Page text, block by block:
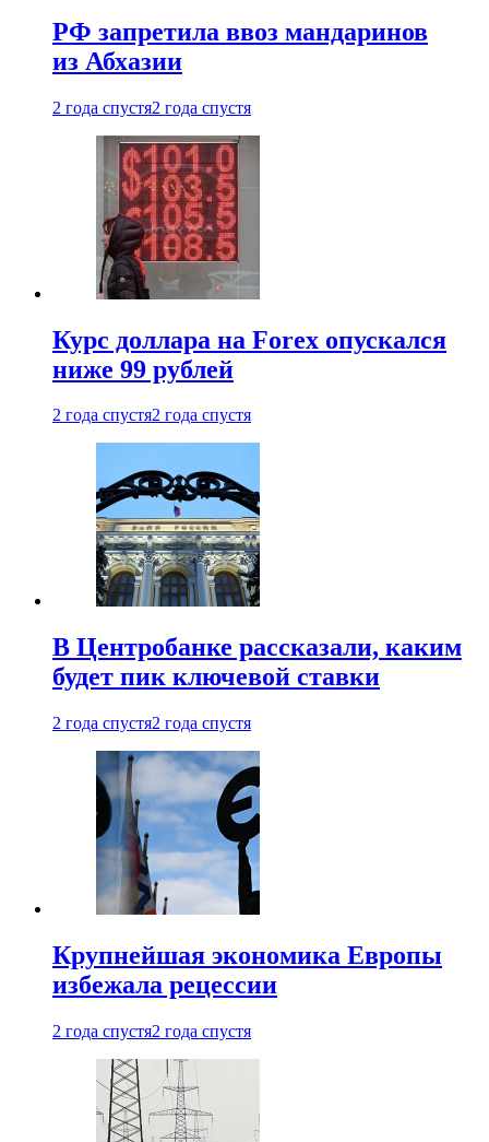
РФ запретила ввоз мандаринов
из Абхазии
2 года спустя2 года спустя
Курс доллара на Forex опускался
ниже 99 рублей
2 года спустя2 года спустя
В Центробанке рассказали, каким
будет пик ключевой ставки
2 года спустя2 года спустя
Крупнейшая экономика Европы
избежала рецессии
2 года спустя2 года спустя